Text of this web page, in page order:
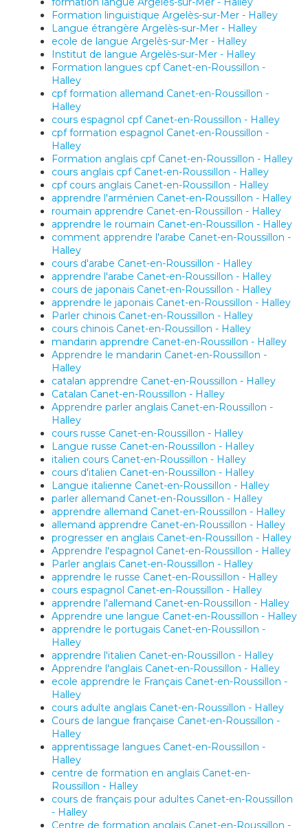
Formation linguistique Argelès-sur-Mer - Halley
Langue étrangère Argelès-sur-Mer - Halley
ecole de langue Argelès-sur-Mer - Halley
Institut de langue Argelès-sur-Mer - Halley
Formation langues cpf Canet-en-Roussillon -
Halley
cpf formation allemand Canet-en-Roussillon -
Halley
cours espagnol cpf Canet-en-Roussillon - Halley
cpf formation espagnol Canet-en-Roussillon -
Halley
Formation anglais cpf Canet-en-Roussillon - Halley
cours anglais cpf Canet-en-Roussillon - Halley
cpf cours anglais Canet-en-Roussillon - Halley
apprendre l'arménien Canet-en-Roussillon - Halley
roumain apprendre Canet-en-Roussillon - Halley
apprendre le roumain Canet-en-Roussillon - Halley
comment apprendre l'arabe Canet-en-Roussillon -
Halley
cours d'arabe Canet-en-Roussillon - Halley
apprendre l'arabe Canet-en-Roussillon - Halley
cours de japonais Canet-en-Roussillon - Halley
apprendre le japonais Canet-en-Roussillon - Halley
Parler chinois Canet-en-Roussillon - Halley
cours chinois Canet-en-Roussillon - Halley
mandarin apprendre Canet-en-Roussillon - Halley
Apprendre le mandarin Canet-en-Roussillon -
Halley
catalan apprendre Canet-en-Roussillon - Halley
Catalan Canet-en-Roussillon - Halley
Apprendre parler anglais Canet-en-Roussillon -
Halley
cours russe Canet-en-Roussillon - Halley
Langue russe Canet-en-Roussillon - Halley
italien cours Canet-en-Roussillon - Halley
cours d'italien Canet-en-Roussillon - Halley
Langue italienne Canet-en-Roussillon - Halley
parler allemand Canet-en-Roussillon - Halley
apprendre allemand Canet-en-Roussillon - Halley
allemand apprendre Canet-en-Roussillon - Halley
progresser en anglais Canet-en-Roussillon - Halley
Apprendre l'espagnol Canet-en-Roussillon - Halley
Parler anglais Canet-en-Roussillon - Halley
apprendre le russe Canet-en-Roussillon - Halley
cours espagnol Canet-en-Roussillon - Halley
apprendre l'allemand Canet-en-Roussillon - Halley
Apprendre une langue Canet-en-Roussillon - Halley
apprendre le portugais Canet-en-Roussillon -
Halley
apprendre l'italien Canet-en-Roussillon - Halley
Apprendre l'anglais Canet-en-Roussillon - Halley
ecole apprendre le Français Canet-en-Roussillon -
Halley
cours adulte anglais Canet-en-Roussillon - Halley
Cours de langue française Canet-en-Roussillon -
Halley
apprentissage langues Canet-en-Roussillon -
Halley
centre de formation en anglais Canet-en-
Roussillon - Halley
cours de français pour adultes Canet-en-Roussillon
- Halley